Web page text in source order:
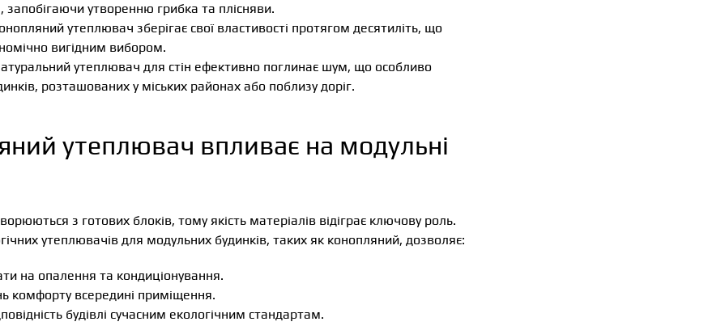
запобігаючи утворенню грибка та плісняви.
утеплювач зберігає свої властивості протягом десятиліть, що
вигідним вибором.
утеплювач для стін ефективно поглинає шум, що особливо
розташованих у міських районах або поблизу доріг.
утеплювач впливає на модульні
з готових блоків, тому якість матеріалів відіграє ключову роль.
утеплювачів для модульних будинків, таких як конопляний, дозволяє:
на опалення та кондиціонування.
комфорту всередині приміщення.
будівлі сучасним екологічним стандартам.